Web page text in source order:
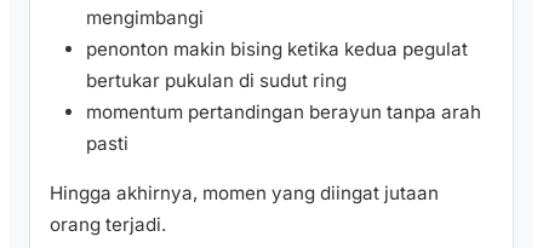
mengimbangi
penonton makin bising ketika kedua pegulat
bertukar pukulan di sudut ring
momentum pertandingan berayun tanpa arah
pasti
Hingga akhirnya, momen yang diingat jutaan
orang terjadi.